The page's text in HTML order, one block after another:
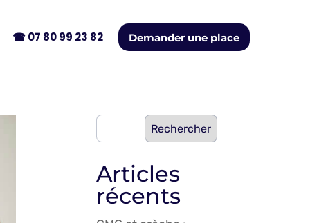
☎︎ 07 80 99 23 82 Demander une place
Articles
récents